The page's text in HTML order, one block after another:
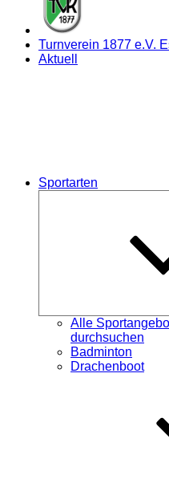
Turnverein 1877 e.V.
Aktuell
Sportarten
Alle
durchsuchen
Badminton
Drachenboot